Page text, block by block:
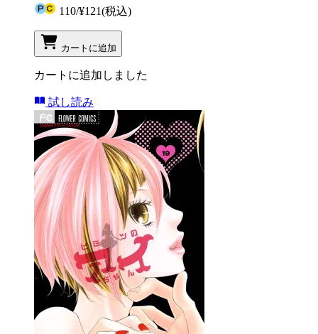
110/¥121(税込)
カートに追加
カートに追加しました
試し読み